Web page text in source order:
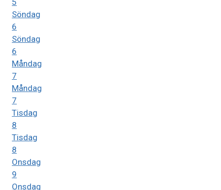
Söndag
6
Söndag
6
Måndag
7
Måndag
7
Tisdag
8
Tisdag
8
Onsdag
9
Onsdag